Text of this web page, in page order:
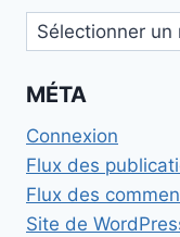
Archives
MÉTA
Connexion
Flux des
Flux des
Site de